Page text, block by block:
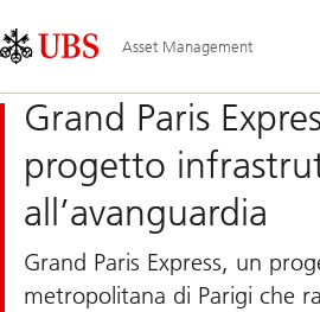
Links
Area
Asset Management
Grand Paris
progetto
all’avanguardia
Grand Paris Express, un
metropolitana di Parigi che